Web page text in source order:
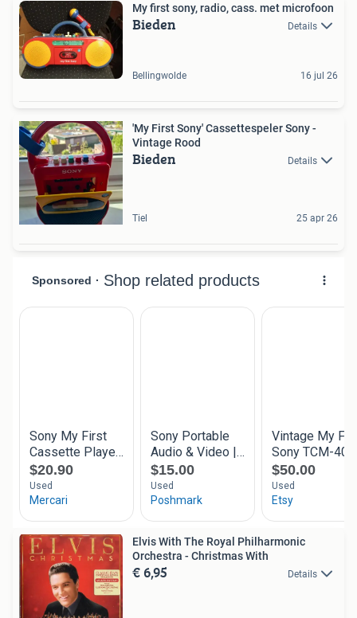
My first sony, radio, cass. met microfoon
Bieden Details
Bellingwolde 16 jul 26
'My First Sony' Cassettespeler Sony -
Vintage Rood
Bieden Details
Tiel 25 apr 26
Elvis With The Royal Philharmonic
Orchestra - Christmas With
€ 6,95 Details